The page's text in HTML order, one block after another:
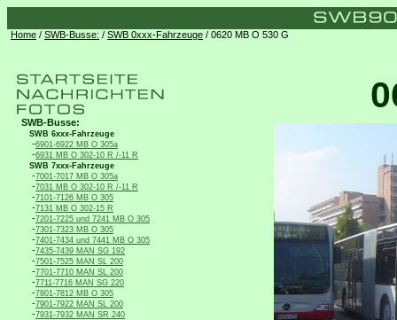
Home / SWB-Busse: / SWB 0xxx-Fahrzeuge / 0620 MB O 530 G
SWB-Busse:
SWB 6xxx-Fahrzeuge
-6901-6922 MB O 305a
-6931 MB O 302-10 R /-11 R
SWB 7xxx-Fahrzeuge
-7001-7017 MB O 305a
-7031 MB O 302-10 R /-11 R
-7101-7126 MB O 305
-7131 MB O 302-15 R
-7201-7225 und 7241 MB O 305
-7301-7323 MB O 305
-7401-7434 und 7441 MB O 305
-7435-7439 MAN SG 192
-7501-7525 MAN SL 200
-7701-7710 MAN SL 200
-7711-7716 MAN SG 220
-7801-7812 MB O 305
-7901-7922 MAN SL 200
-7931-7932 MAN SR 240